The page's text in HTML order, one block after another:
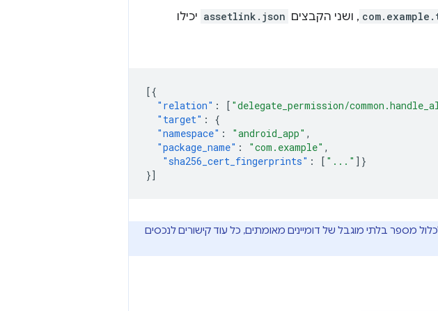
, ושני הקבצים assetlink.json יכילו
[{
"relation" : [ "delegate_permission/
"target" :
{
"namespace" : "android_app" ,
"package_name" : "com.example" ,
"sha256_cert_fingerprints" : [ "..." ]}
}]
מספר בלתי מוגבל של דומיינים מאומתים, כל עוד קישורים לנכסים